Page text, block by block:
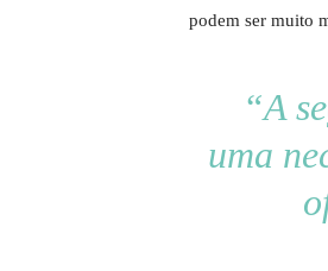
podem ser muito
“A
uma